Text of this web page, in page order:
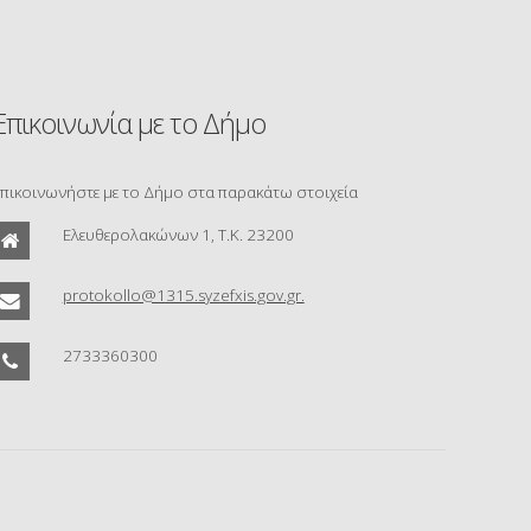
με το Δήμο
με το Δήμο στα παρακάτω στοιχεία
Ελευθερολακώνων 1, Τ.Κ. 23200
protokollo@1315.syzefxis.gov.gr.
2733360300